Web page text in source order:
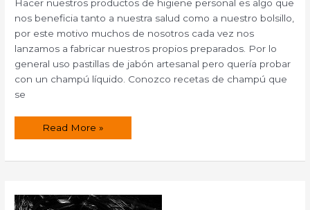
Hacer nuestros productos de higiene personal es algo que
nos beneficia tanto a nuestra salud como a nuestro bolsillo,
por este motivo muchos de nosotros cada vez nos
lanzamos a fabricar nuestros propios preparados. Por lo
general uso pastillas de jabón artesanal pero quería probar
con un champú líquido. Conozco recetas de champú que
se
Champú
o
Read More »